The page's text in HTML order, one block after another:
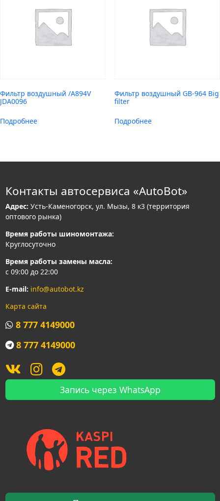
Фильтр воздушный /A894V
JDA0096
Подробнее
Фильтр воздушный GB-964 Big
filter
Подробнее
Контакты автосервиса «AutoBot»
Адрес: Усть-Каменогорск, ул. Мызы, 8 к3 (территория
оптового рынка)
Время работы шиномонтажа:
Круглосуточно
Время работы замены масла:
с 09:00 до 22:00
E-mail: info@autobot.kz
Карта сайта
8 777 4149000
8 777 4149000
Запись через WhatsApp